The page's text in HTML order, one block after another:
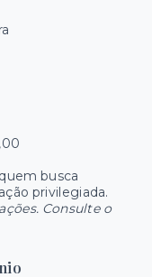
busca
privilegiada.
Consulte o